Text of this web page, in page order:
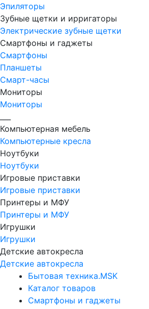
Эпиляторы
Зубные щетки и ирригаторы
Электрические зубные щетки
Смартфоны и гаджеты
Смартфоны
Планшеты
Смарт-часы
Мониторы
Мониторы
Компьютерная мебель
Компьютерные кресла
Ноутбуки
Ноутбуки
Игровые приставки
Игровые приставки
Принтеры и МФУ
Принтеры и МФУ
Игрушки
Игрушки
Детские автокресла
Детские автокресла
Бытовая техника.MSK
Каталог товаров
Смартфоны и гаджеты